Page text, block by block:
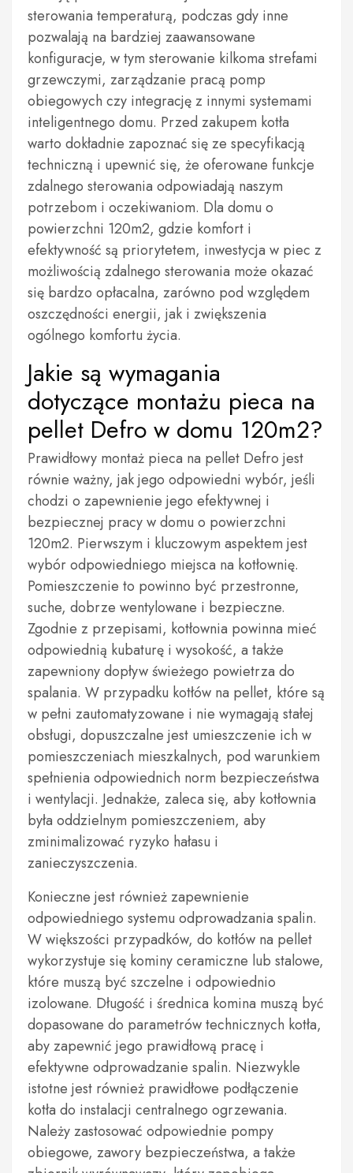
sterowania temperaturą, podczas gdy inne
pozwalają na bardziej zaawansowane
konfiguracje, w tym sterowanie kilkoma strefami
grzewczymi, zarządzanie pracą pomp
obiegowych czy integrację z innymi systemami
inteligentnego domu. Przed zakupem kotła
warto dokładnie zapoznać się ze specyfikacją
techniczną i upewnić się, że oferowane funkcje
zdalnego sterowania odpowiadają naszym
potrzebom i oczekiwaniom. Dla domu o
powierzchni 120m2, gdzie komfort i
efektywność są priorytetem, inwestycja w piec z
możliwością zdalnego sterowania może okazać
się bardzo opłacalna, zarówno pod względem
oszczędności energii, jak i zwiększenia
ogólnego komfortu życia.
Jakie są wymagania
dotyczące montażu pieca na
pellet Defro w domu 120m2?
Prawidłowy montaż pieca na pellet Defro jest
równie ważny, jak jego odpowiedni wybór, jeśli
chodzi o zapewnienie jego efektywnej i
bezpiecznej pracy w domu o powierzchni
120m2. Pierwszym i kluczowym aspektem jest
wybór odpowiedniego miejsca na kotłownię.
Pomieszczenie to powinno być przestronne,
suche, dobrze wentylowane i bezpieczne.
Zgodnie z przepisami, kotłownia powinna mieć
odpowiednią kubaturę i wysokość, a także
zapewniony dopływ świeżego powietrza do
spalania. W przypadku kotłów na pellet, które są
w pełni zautomatyzowane i nie wymagają stałej
obsługi, dopuszczalne jest umieszczenie ich w
pomieszczeniach mieszkalnych, pod warunkiem
spełnienia odpowiednich norm bezpieczeństwa
i wentylacji. Jednakże, zaleca się, aby kotłownia
była oddzielnym pomieszczeniem, aby
zminimalizować ryzyko hałasu i
zanieczyszczenia.
Konieczne jest również zapewnienie
odpowiedniego systemu odprowadzania spalin.
W większości przypadków, do kotłów na pellet
wykorzystuje się kominy ceramiczne lub stalowe,
które muszą być szczelne i odpowiednio
izolowane. Długość i średnica komina muszą być
dopasowane do parametrów technicznych kotła,
aby zapewnić jego prawidłową pracę i
efektywne odprowadzanie spalin. Niezwykle
istotne jest również prawidłowe podłączenie
kotła do instalacji centralnego ogrzewania.
Należy zastosować odpowiednie pompy
obiegowe, zawory bezpieczeństwa, a także